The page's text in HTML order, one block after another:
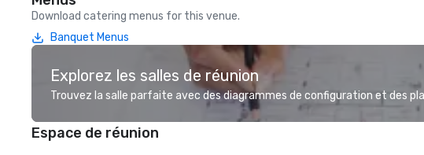
Download catering menus for this venue.
Banquet Menus
Explorez les salles de réunion
Trouvez la salle parfaite avec des diagrammes de configuration et des
Espace de réunion